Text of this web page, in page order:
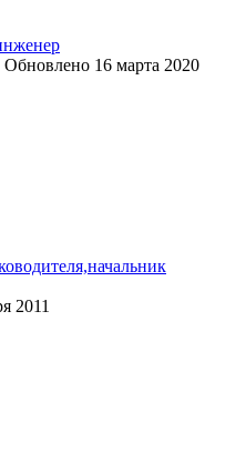
Обновлено 16 марта 2020
2011